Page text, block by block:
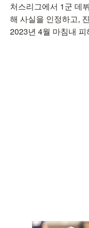
처스리그에서 1군 데
해 사실을 인정하고,
2023년 4월 마침내